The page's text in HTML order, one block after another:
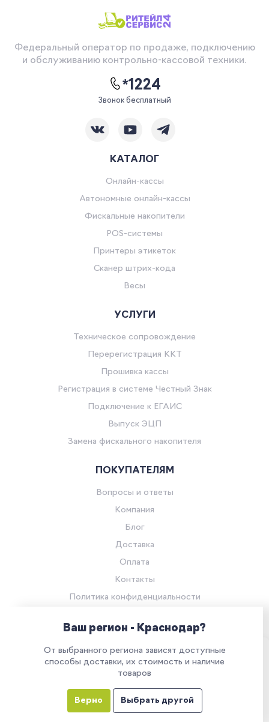
Федеральный оператор по продаже, подключению
и обслуживанию контрольно-кассовой техники.
*1224
Звонок бесплатный
КАТАЛОГ
Онлайн-кассы
Автономные онлайн-кассы
Фискальные накопители
POS-системы
Принтеры этикеток
Сканер штрих-кода
Весы
УСЛУГИ
Техническое сопровождение
Перерегистрация ККТ
Прошивка кассы
Регистрация в системе Честный Знак
Подключение к ЕГАИС
Выпуск ЭЦП
Замена фискального накопителя
ПОКУПАТЕЛЯМ
Вопросы и ответы
Компания
Блог
Доставка
Оплата
Контакты
Политика конфиденциальности
Все права защищены.
Все указанные на сайте цены носят информационный характер и
не являются публичной офертой (ст. 437 ГК РФ)
Наш сайт использует куки. Продолжая им
пользоваться, вы соглашаетесь на обработку
персональных данных в соответствии с
политикой конфиденциальности
Ваш регион - Краснодар?
От выбранного региона зависят доступные
способы доставки, их стоимость и наличие
товаров
Верно Выбрать другой